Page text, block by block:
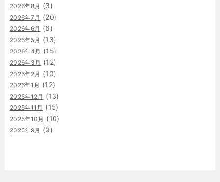
2026年8月 (3)
2026年7月 (20)
2026年6月 (6)
2026年5月 (13)
2026年4月 (15)
2026年3月 (12)
2026年2月 (10)
2026年1月 (12)
2025年12月 (13)
2025年11月 (15)
2025年10月 (10)
2025年9月 (9)